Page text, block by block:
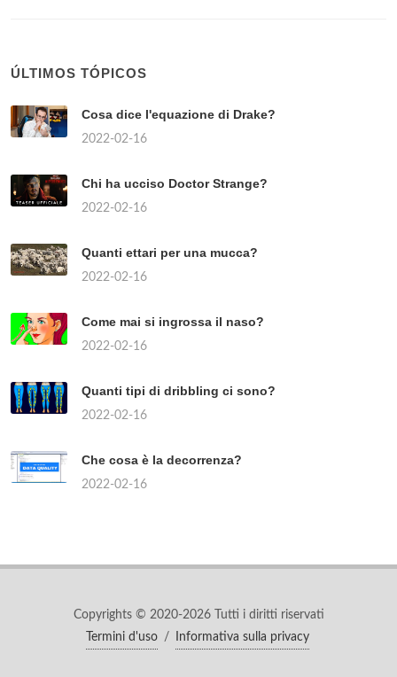
ÚLTIMOS TÓPICOS
Cosa dice l'equazione di Drake?
2022-02-16
Chi ha ucciso Doctor Strange?
2022-02-16
Quanti ettari per una mucca?
2022-02-16
Come mai si ingrossa il naso?
2022-02-16
Quanti tipi di dribbling ci sono?
2022-02-16
Che cosa è la decorrenza?
2022-02-16
Copyrights © 2020-2026 Tutti i diritti riservati
Termini d'uso
/ Informativa sulla privacy